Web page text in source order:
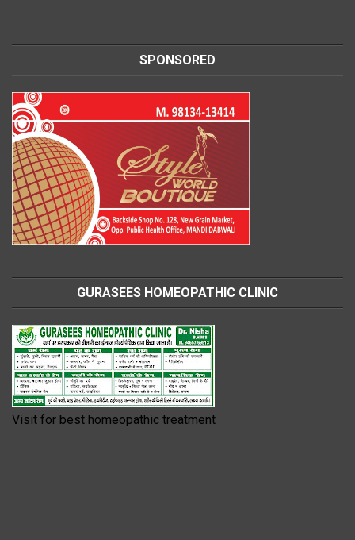
SPONSORED
GURASEES HOMEOPATHIC CLINIC
Visit for best homeopathic treatment